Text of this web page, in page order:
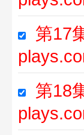
第17
第18